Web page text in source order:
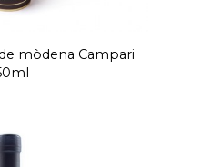
mòdena Campari